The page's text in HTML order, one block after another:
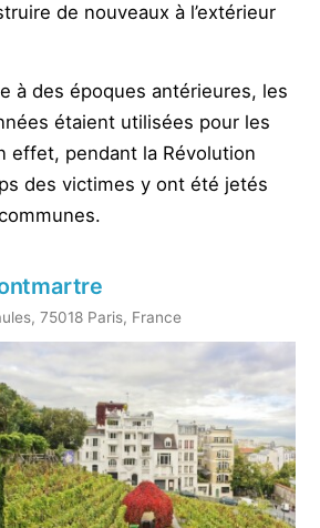
de nouveaux à l’extérieur
à des époques antérieures, les
étaient utilisées pour les
effet, pendant la Révolution
des victimes y ont été jetés
75018 Paris, France